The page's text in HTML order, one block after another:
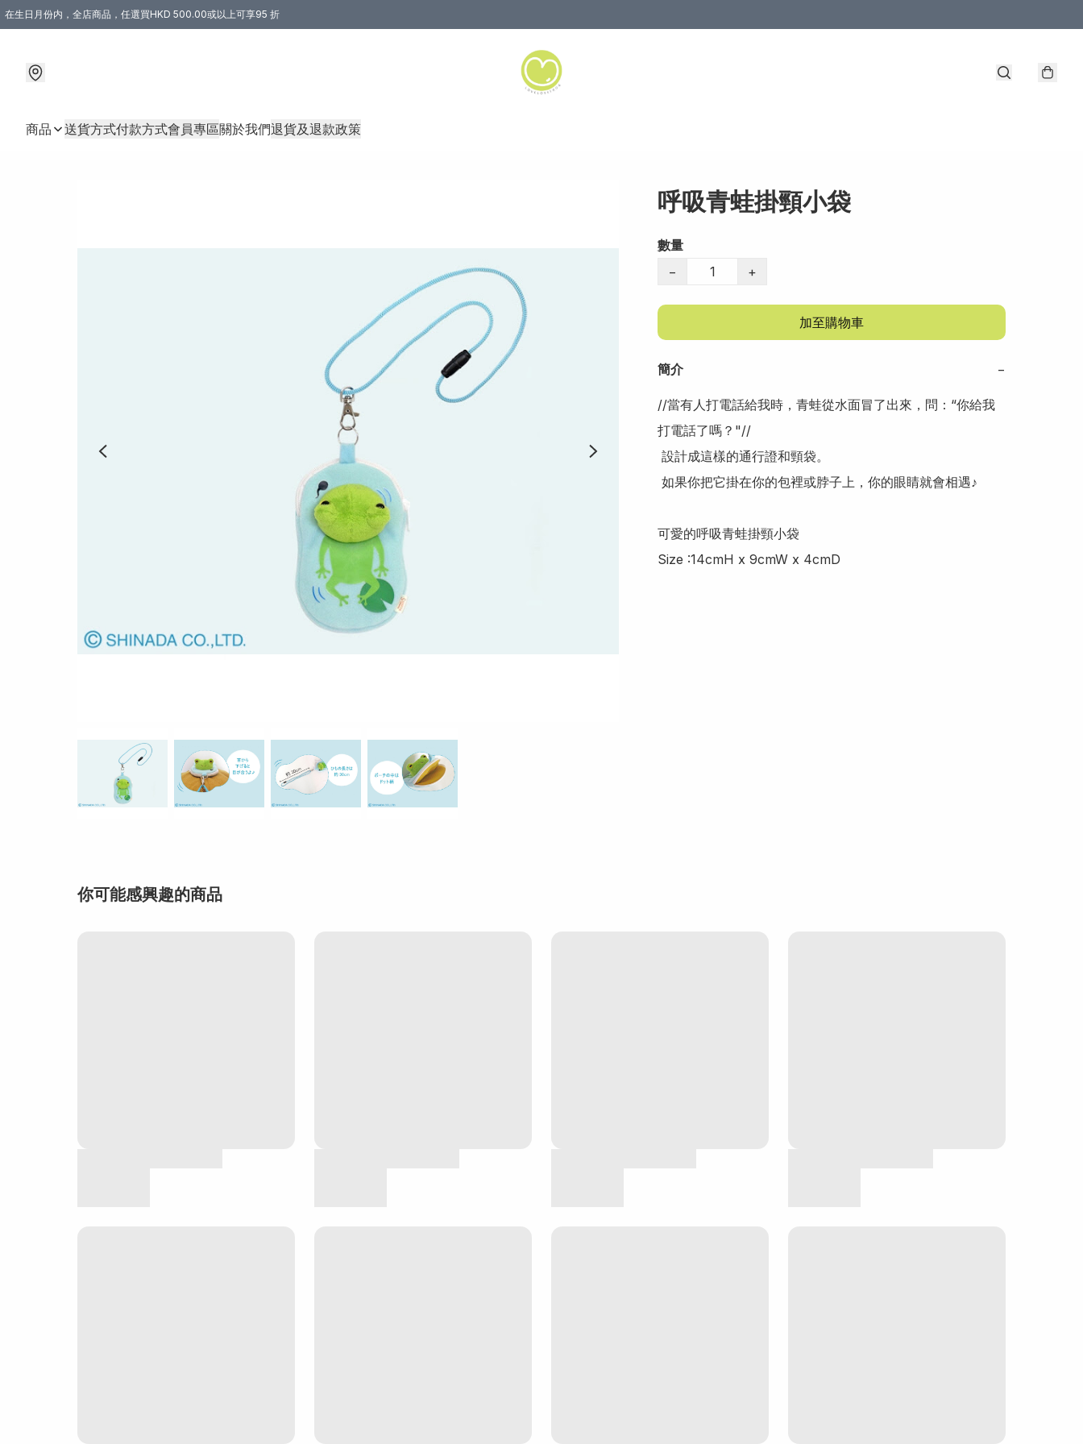
在生日月份内，全店商品，任選買HKD 500.00或以上可享95 折
商品 送貨方式付款方式會員專區關於我們退貨及退款政策
呼吸青蛙掛頸小袋
數量
−
+
加至購物車
簡介 −
//當有人打電話給我時，青蛙從水面冒了出來，問：“你給我
打電話了嗎？"//
可愛的呼吸青蛙掛頸小袋
Size :14cmH x 9cmW x 4cmD
你可能感興趣的商品